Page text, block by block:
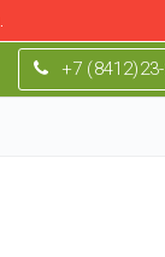
+7